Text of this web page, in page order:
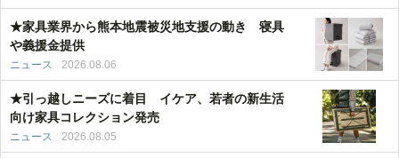
★家具業界から熊本地震被災地支援の動き 寝具
や義援金提供
ニュース 2026.08.06
★引っ越しニーズに着目 イケア、若者の新生活
向け家具コレクション発売
ニュース 2026.08.05